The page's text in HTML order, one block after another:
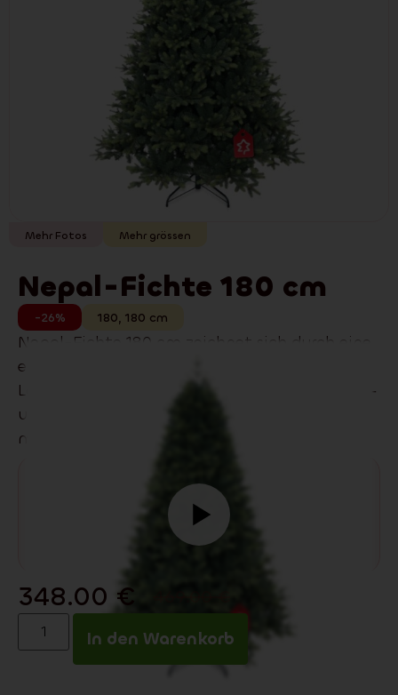
Mehr Fotos Mehr grössen
Nepal-Fichte 180 cm
-26% 180, 180 cm
Nepal-Fichte 180 cm zeichnet sich durch eine
elegante Silhouette und einen klassischen
Look und besonders dichtem Geäst aus 3D‑PE‑
und 2D‑PVC‑Nadeln aus. Passt perfekt in
moderne wie auch klassische Interieurs.
348.00 €
In den Warenkorb